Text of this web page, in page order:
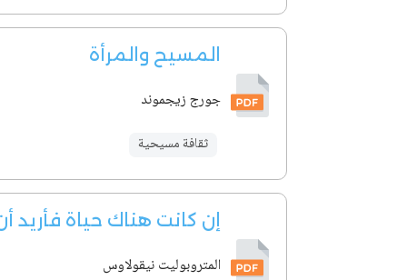
المسيح والمرأة
جورج زيجموند
ثقافة مسيحية
إن كانت هناك حياة فأريد
المتروبوليت نيقولاوس